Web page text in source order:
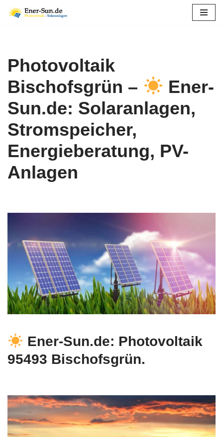
Photovoltaik
Bischofsgrün –
Ener-
Sun.de: Solaranlagen,
Stromspeicher,
Energieberatung, PV-
Anlagen
Ener-Sun.de: Photovoltaik
95493 Bischofsgrün.